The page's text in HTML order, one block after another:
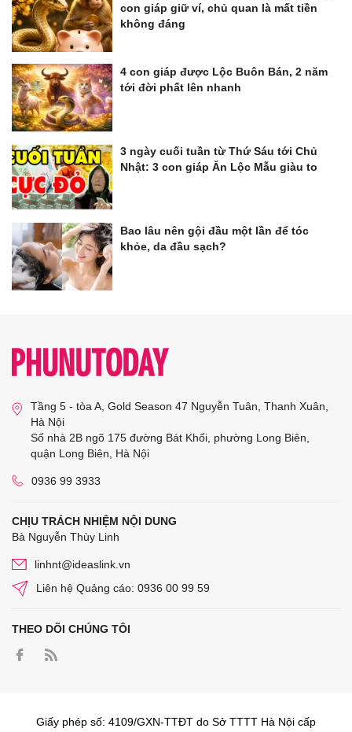
con giáp giữ ví, chủ quan là mất tiền
không đáng
4 con giáp được Lộc Buôn Bán, 2 năm
tới đời phất lên nhanh
3 ngày cuối tuần từ Thứ Sáu tới Chủ
Nhật: 3 con giáp Ăn Lộc Mẫu giàu to
Bao lâu nên gội đầu một lần để tóc
khỏe, da đầu sạch?
Tầng 5 - tòa A, Gold Season 47 Nguyễn Tuân, Thanh Xuân,
Hà Nội
Số nhà 2B ngõ 175 đường Bát Khối, phường Long Biên,
quận Long Biên, Hà Nội
0936 99 3933
CHỊU TRÁCH NHIỆM NỘI DUNG
Bà Nguyễn Thùy Linh
linhnt@ideaslink.vn
Liên hệ Quảng cáo: 0936 00 99 59
THEO DÕI CHÚNG TÔI
Giấy phép số: 4109/GXN-TTĐT do Sở TTTT Hà Nội cấp